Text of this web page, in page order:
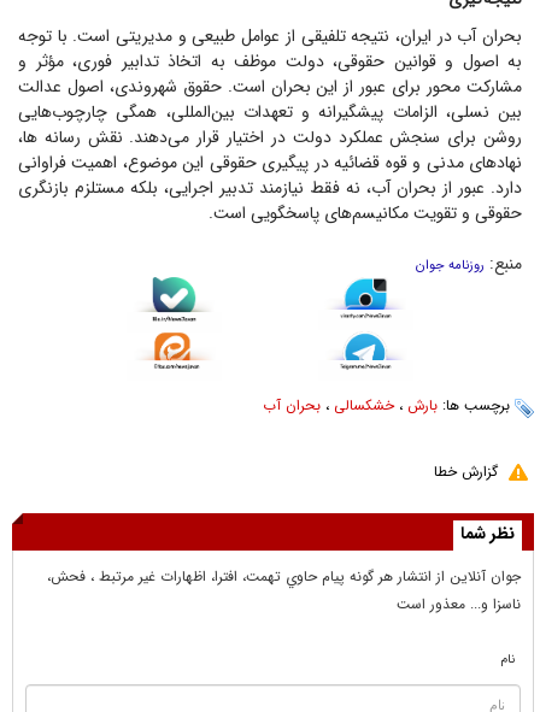
بحران آب در ایران، نتیجه تلفیقی از عوامل طبیعی و مدیریتی است. با توجه
به اصول و قوانین حقوقی، دولت موظف به اتخاذ تدابیر فوری، مؤثر و
مشارکت محور برای عبور از این بحران است. حقوق شهروندی، اصول عدالت
بین نسلی، الزامات پیشگیرانه و تعهدات بین‌المللی، همگی چارچوب‌هایی
روشن برای سنجش عملکرد دولت در اختیار قرار می‌دهند. نقش رسانه ها،
نهاد‌های مدنی و قوه قضائیه در پیگیری حقوقی این موضوع، اهمیت فراوانی
دارد. عبور از بحران آب، نه فقط نیازمند تدبیر اجرایی، بلکه مستلزم بازنگری
حقوقی و تقویت مکانیسم‌های پاسخگویی است.
منبع: روزنامه جوان
برچسب ها: بارش ،خشکسالی ، بحران آب
گزارش خطا
نظر شما
جوان آنلاين از انتشار هر گونه پيام حاوي تهمت، افترا، اظهارات غير مرتبط ، فحش،
ناسزا و... معذور است
نام